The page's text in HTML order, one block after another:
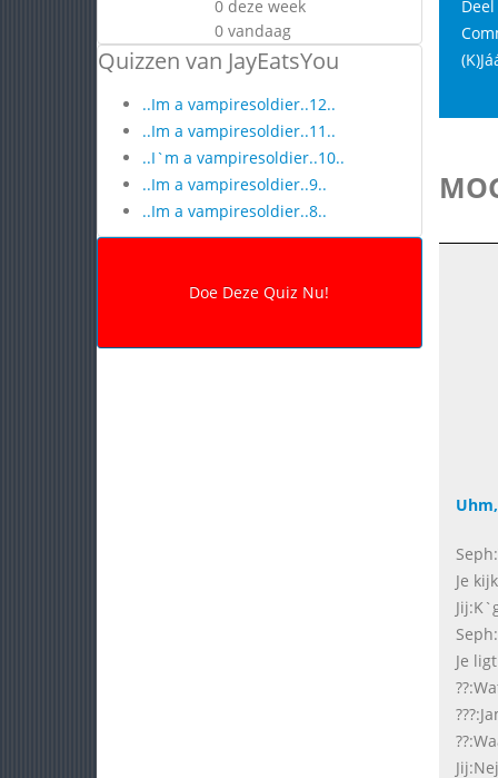
0 deze week
0 vandaag
Quizzen van JayEatsYou
..Im a vampiresoldier..12..
..Im a vampiresoldier..11..
..I`m a vampiresoldier..10..
..Im a vampiresoldier..9..
..Im a vampiresoldier..8..
Je
Je